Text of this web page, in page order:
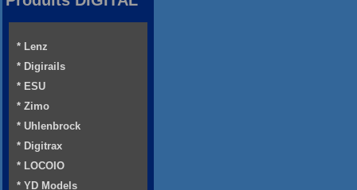
* Lenz
* Digirails
* ESU
* Zimo
* Uhlenbrock
* Digitrax
* LOCOIO
* YD Models